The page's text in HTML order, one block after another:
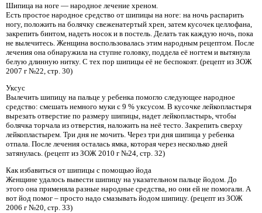
Шипица на ноге — народное лечение хреном.
Есть простое народное средство от шипицы на ноге: на ночь распарить
ногу, положить на болячку свеженатертый хрен, затем кусочек целлофана,
закрепить бинтом, надеть носок и в постель. Делать так каждую ночь, пока
не вылечитесь. Женщина воспользовалась этим народным рецептом. После
лечения она обнаружила на ступне головку, поддела её ногтем и вытянула
белую длинную нитку. С тех пор шипицы её не беспокоят. (рецепт из ЗОЖ
2007 г №22, стр. 30)
Уксус
Вылечить шипицу на пальце у ребенка помогло следующее народное
средство: смешать немного муки с 9 % уксусом. В кусочке лейкопластыря
вырезать отверстие по размеру шипицы, надет лейкопластырь, чтобы
болячка торчала из отверстия, наложить на неё тесто. Закрепить сверху
лейкопластырем. Три дня не мочить. Через три дня шипица у ребенка
отпала. После лечения осталась ямка, которая через несколько дней
затянулась. (рецепт из ЗОЖ 2010 г №24, стр. 32)
Как избавиться от шипицы с помощью йода
Женщине удалось вывести шипицу на указательном пальце йодом. До
этого она применяла разные народные средства, но они ей не помогали. А
вот йод помог – просто надо смазывать йодом шипицу. (рецепт из ЗОЖ
2006 г №20, стр. 33)